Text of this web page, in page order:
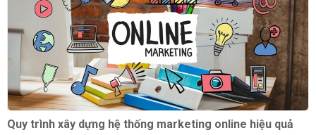
Quy trình xây dựng hệ thống marketing online hiệu quả